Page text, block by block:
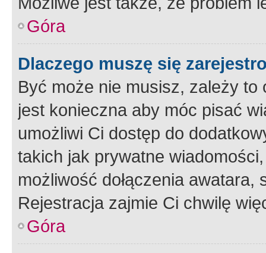
Góra
Dlaczego muszę się
Być może nie musisz, zależy
jest konieczna aby móc pisać
umożliwi Ci dostęp do
takich jak prywatne
możliwość dołączenia
Rejestracja zajmie Ci chwilę
Góra